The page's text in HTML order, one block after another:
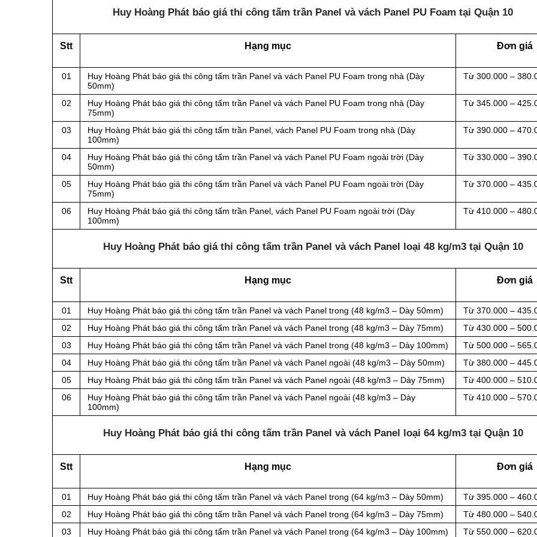
Huy Hoàng Phát báo giá thi công tấm trần Panel và vách Panel PU Foam tại Quận 10
Stt Hạng mục Đơn giá
01 Huy Hoàng Phát báo giá thi công tấm trần Panel và vách Panel PU Foam trong nhà (Dày
50mm)
Từ 300.000 –
02 Huy Hoàng Phát báo giá thi công tấm trần Panel và vách Panel PU Foam trong nhà (Dày
75mm)
Từ 345.000 –
03 Huy Hoàng Phát báo giá thi công tấm trần Panel, vách Panel PU Foam trong nhà (Dày
100mm)
Từ 390.000 –
04 Huy Hoàng Phát báo giá thi công tấm trần Panel và vách Panel PU Foam ngoài trời (Dày
50mm)
Từ 330.000 –
05 Huy Hoàng Phát báo giá thi công tấm trần Panel và vách Panel PU Foam ngoài trời (Dày
75mm)
Từ 370.000 –
06 Huy Hoàng Phát báo giá thi công tấm trần Panel, vách Panel PU Foam ngoài trời (Dày
100mm)
Từ 410.000 –
Huy Hoàng Phát báo giá thi công tấm trần Panel và vách Panel loại 48 kg/m3 tại Quận 10
Stt Hạng mục Đơn giá
01 Huy Hoàng Phát báo giá thi công tấm trần Panel và vách Panel trong (48 kg/m3 – Dày 50mm)
Từ 370.000 –
02
Huy Hoàng Phát báo giá thi công tấm trần Panel và vách Panel trong (48 kg/m3 – Dày 75mm)
Từ 430.000 –
03
Huy Hoàng Phát báo giá thi công tấm trần Panel và vách Panel trong (48 kg/m3 – Dày 100mm)
Từ 500.000 –
04
Huy Hoàng Phát báo giá thi công tấm trần Panel và vách Panel ngoài (48 kg/m3 – Dày 50mm)
Từ 380.000 –
05
Huy Hoàng Phát báo giá thi công tấm trần Panel và vách Panel ngoài (48 kg/m3 – Dày 75mm)
Từ 400.000 –
06
Huy Hoàng Phát báo giá thi công tấm trần Panel và vách Panel ngoài (48 kg/m3 – Dày
100mm)
Từ 410.000 –
Huy Hoàng Phát báo giá thi công tấm trần Panel và vách Panel loại 64 kg/m3 tại Quận 10
Stt Hạng mục Đơn giá
01 Huy Hoàng Phát báo giá thi công tấm trần Panel và vách Panel trong (64 kg/m3 – Dày 50mm)
Từ 395.000 –
02
Huy Hoàng Phát báo giá thi công tấm trần Panel và vách Panel trong (64 kg/m3 – Dày 75mm)
Từ 480.000 –
03
Huy Hoàng Phát báo giá thi công tấm trần Panel và vách Panel trong (64 kg/m3 – Dày 100mm) Từ 550.000 –